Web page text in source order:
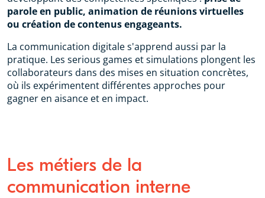
parole en public, animation de réunions virtuelles
ou création de contenus engageants.
La communication digitale s'apprend aussi par la
pratique. Les serious games et simulations plongent les
collaborateurs dans des mises en situation concrètes,
où ils expérimentent différentes approches pour
gagner en aisance et en impact.
Les métiers de la
communication interne